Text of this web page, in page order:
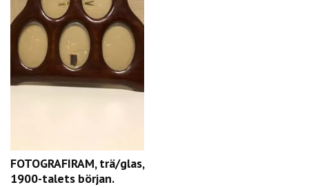
FOTOGRAFIRAM, trä/glas,
1900-talets början.